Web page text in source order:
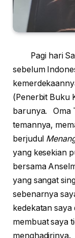
Pagi hari
sebelum
(Penerbit Buku
barunya. Oma
temannya,
berjudul
yang kesekian
bersama
yang sangat
sebenarnya
kedekatan saya
membuat saya